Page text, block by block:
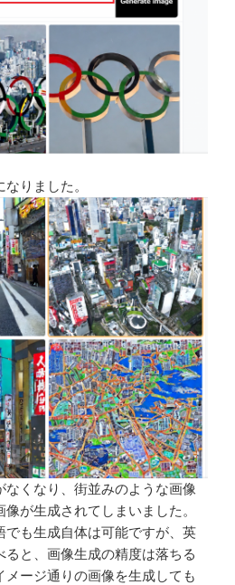
りました。
なくなり、街並みのような画像
が生成されてしまいました。
でも生成自体は可能ですが、英
ると、画像生成の精度は落ちる
メージ通りの画像を生成しても